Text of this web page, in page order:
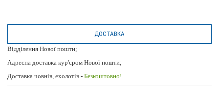
ДОСТАВКА
Відділення Нової пошти;
Адресна доставка кур'єром Нової пошти;
Доставка човнів, ехолотів - Безкоштовно!